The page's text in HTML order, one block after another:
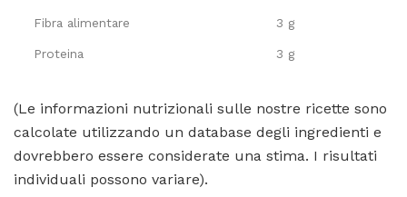
Fibra alimentare 3 g
Proteina 3 g
(Le informazioni nutrizionali sulle nostre ricette sono
calcolate utilizzando un database degli ingredienti e
dovrebbero essere considerate una stima. I risultati
individuali possono variare).